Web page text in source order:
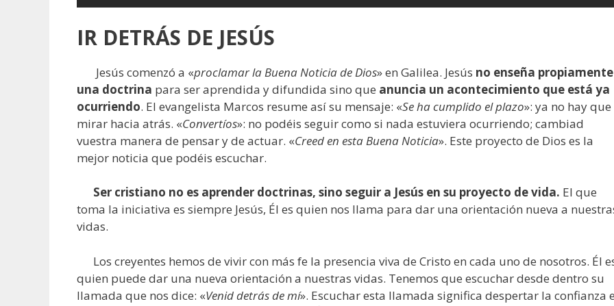
IR DETRÁS DE JESÚS
Jesús comenzó a «proclamar la Buena Noticia de Dios» en Galilea. Jesús no enseña propiamente
una doctrina para ser aprendida y difundida sino que anuncia un acontecimiento que está ya
ocurriendo. El evangelista Marcos resume así su mensaje: «Se ha cumplido el plazo»: ya no hay que
mirar hacia atrás. «Convertíos»: no podéis seguir como si nada estuviera ocurriendo; cambiad
vuestra manera de pensar y de actuar. «Creed en esta Buena Noticia». Este proyecto de Dios es la
mejor noticia que podéis escuchar.
Ser cristiano no es aprender doctrinas, sino seguir a Jesús en su proyecto de vida. El que
toma la iniciativa es siempre Jesús, Él es quien nos llama para dar una orientación nueva a
vidas.
Los creyentes hemos de vivir con más fe la presencia viva de Cristo en cada uno de nosotros. Él
quien puede dar una nueva orientación a nuestras vidas. Tenemos que escuchar desde dentro su
llamada que nos dice: «Venid detrás de mí». Escuchar esta llamada significa despertar la confianza